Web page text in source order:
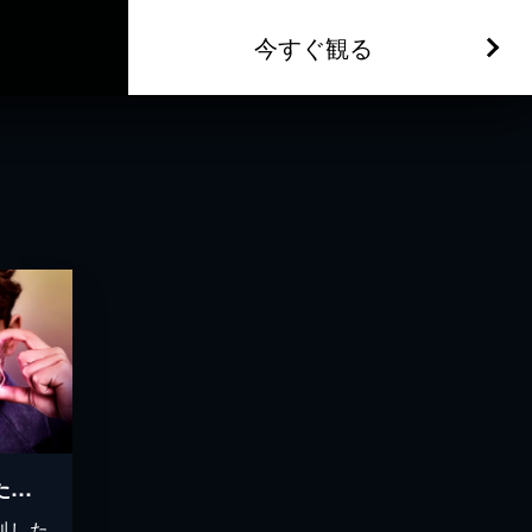
今すぐ観る
テスラ エジソンが恐れた天才